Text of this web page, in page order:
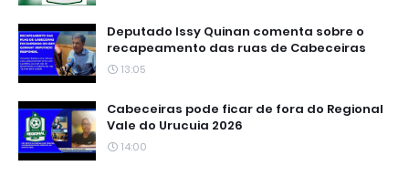
Deputado Issy Quinan comenta sobre o
recapeamento das ruas de Cabeceiras
13:05
Cabeceiras pode ficar de fora do Regional
Vale do Urucuia 2026
14:00